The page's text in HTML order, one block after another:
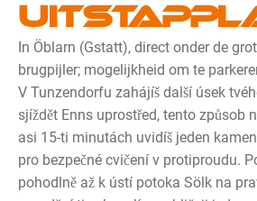
In Öblarn (Gstatt), direct onder de
brugpijler; mogelijkheid om te
V Tunzendorfu zahájíš další úsek
sjíždět Enns uprostřed, tento způsob
asi 15-ti minutách uvidíš jeden
pro bezpečné cvičení v protiproudu.
pohodlně až k ústí potoka Sölk na